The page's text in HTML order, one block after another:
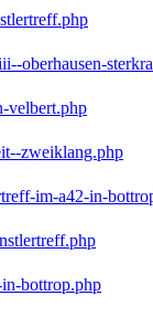
oberhausen-
velbert.php
zweiklang.php
im-a42-in-
bottrop.php